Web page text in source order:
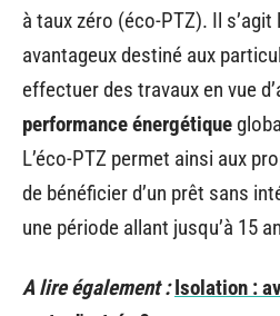
à taux zéro (éco-PTZ). Il s’agit
avantageux destiné aux
effectuer des travaux en vue
performance énergétique
L’éco-PTZ permet ainsi aux
de bénéficier d’un prêt sans
une période allant jusqu’à 15
A lire également : Isolation :